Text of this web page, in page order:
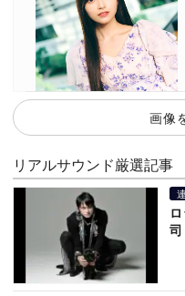
画像
リアルサウンド厳選記事
司